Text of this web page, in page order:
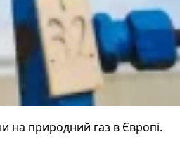
на природний газ в Європі.